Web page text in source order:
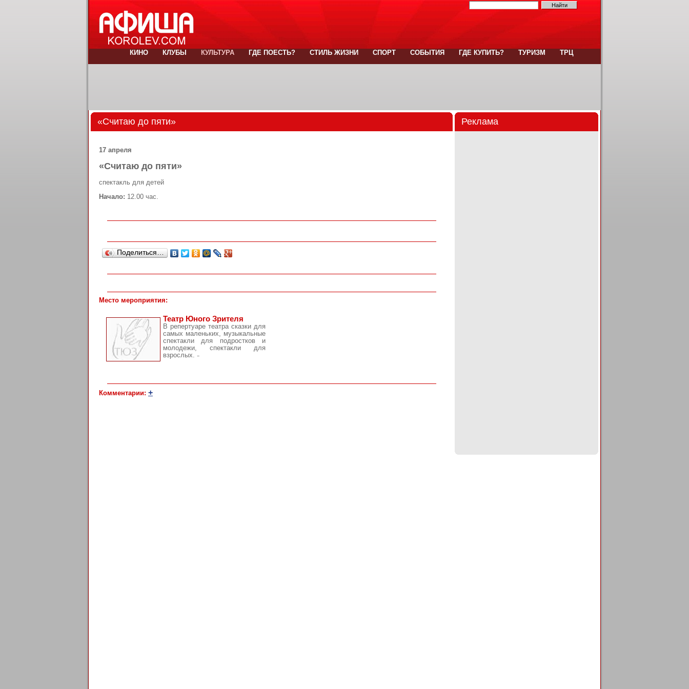
КИНО КЛУБЫ КУЛЬТУРА ГДЕ ПОЕСТЬ? СТИЛЬ ЖИЗНИ СПОРТ СОБЫТИЯ ГДЕ КУПИТЬ? ТУРИЗМ ТРЦ
«Считаю до пяти»
17 апреля
«Считаю до пяти»
спектакль для детей
Начало: 12.00 час.
Поделиться…
Место мероприятия:
Театр Юного Зрителя
В репертуаре театра сказки для
самых маленьких, музыкальные
спектакли для подростков и
молодежи, спектакли для
взрослых. »
Комментарии: +
Реклама